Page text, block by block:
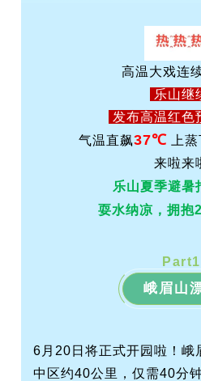
高温大戏连
乐山继
发布高温红色
气温直飙37℃ 上
来啦来
乐山夏季避暑
耍水纳凉，拥
Part1
峨眉山
6月20日将正式开园啦！峨
中区约40公里，仅需40分